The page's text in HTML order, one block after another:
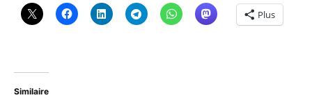
Plus
Similaire